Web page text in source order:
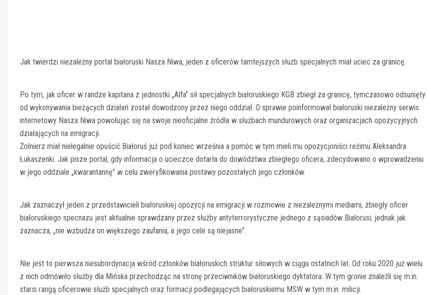
Jak twierdzi niezależny portal białoruski Nasza Niwa, jeden z oficerów tamtejszych służb specjalnych miał uciec za granicę.
Po tym, jak oficer w randze kapitana z jednostki „Alfa” sił specjalnych białoruskiego KGB zbiegł za granicę, tymczasowo odsunięty
od wykonywania bieżących działań został dowodzony przez niego oddział. O sprawie poinformował białoruski niezależny serwis
internetowy Nasza Niwa powołując się na swoje nieoficjalne źródła w służbach mundurowych oraz organizacjach opozycyjnych
działających na emigracji.
Żołnierz miał nielegalnie opuścić Białoruś już pod koniec września a pomóc w tym mieli mu opozycjoniści reżimu Aleksandra
Łukaszenki. Jak pisze portal, gdy informacja o ucieczce dotarła do dowództwa zbiegłego oficera, zdecydowano o wprowadzeniu
w jego oddziale „kwarantannę” w celu zweryfikowania postawy pozostałych jego członków.
Jak zaznaczył jeden z przedstawicieli białoruskiej opozycji na emigracji w rozmowie z niezależnymi mediami, zbiegły oficer
białoruskiego specnazu jest aktualnie sprawdzany przez służby antyterrorystyczne jednego z sąsiadów Białorusi, jednak jak
zaznacza, „nie wzbudza on większego zaufania, a jego cele są niejasne”.
Nie jest to pierwsza niesubordynacja wśród członków białoruskich struktur siłowych w ciągu ostatnich lat. Od roku 2020 już wielu
z nich odmówiło służby dla Mińska przechodząc na stronę przeciwników białoruskiego dyktatora. W tym gronie znaleźli się m.in.
starsi rangą oficerowie służb specjalnych oraz formacji podlegających białoruskiemu MSW w tym m.in. milicji.